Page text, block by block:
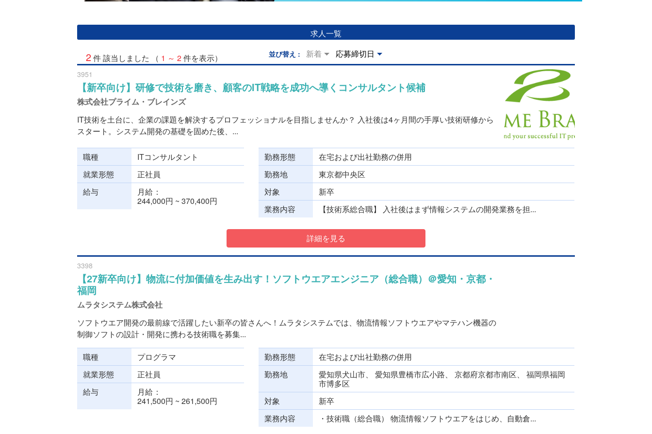
求人一覧
2件 該当しました （ 1 ～ 2件を表示） 並び替え 新着 応募締切日
3951
【新卒向け】研修で技術を磨き、顧客のIT戦略を成功へ導くコンサルタント候補
株式会社プライム・ブレインズ
IT技術を土台に、企業の課題を解決するプロフェッショナルを目指しませんか？ 入社後は4ヶ月間の手厚い技術研修から
スタート。システム開発の基礎を固めた後、...
職種
ITコンサルタント
就業形態
正社員
給与
月給
244,000円 ~ 370,400円
勤務形態
在宅および出社勤務の併用
勤務地
東京都中央区
対象
新卒
業務内容
【技術系総合職】 入社後はまず情報システムの開発業務を担...
詳細を見る
3398
【27新卒向け】物流に付加価値を生み出す！ソフトウエアエンジニア（総合職）＠愛知・京都・
福岡
ムラタシステム株式会社
ソフトウエア開発の最前線で活躍したい新卒の皆さんへ！ムラタシステムでは、物流情報ソフトウエアやマテハン機器の
制御ソフトの設計・開発に携わる技術職を募集...
職種
プログラマ
就業形態
正社員
給与
月給
241,500円 ~ 261,500円
勤務形態
在宅および出社勤務の併用
勤務地
愛知県犬山市、 愛知県豊橋市広小路、 京都府京都市南区、 福岡県福岡
市博多区
対象
新卒
業務内容
・技術職（総合職） 物流情報ソフトウエアをはじめ、自動倉...